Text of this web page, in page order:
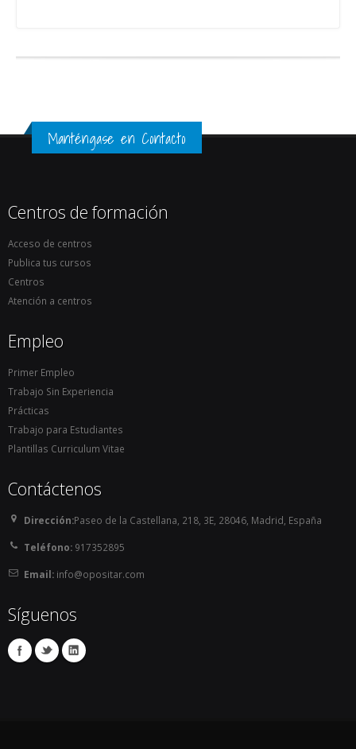
Manténgase en Contacto
Centros de formación
Acceso de centros
Publica tus cursos
Centros
Atención a centros
Empleo
Primer Empleo
Trabajo Sin Experiencia
Prácticas
Trabajo para Estudiantes
Plantillas Curriculum Vitae
Contáctenos
Dirección:Paseo de la Castellana, 218, 3E, 28046, Madrid, España
Teléfono: 917352895
Email:info@opositar.com
Síguenos